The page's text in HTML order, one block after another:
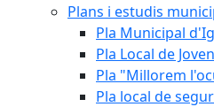
Plans i estudis
Pla Municipal
Pla Local de
Pla "Millorem
Pla local de